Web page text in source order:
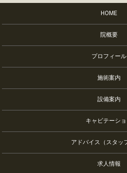
HOME
院概要
プロフィール
施術案内
設備案内
キャビテーシ
アドバイス（スタッ
求人情報